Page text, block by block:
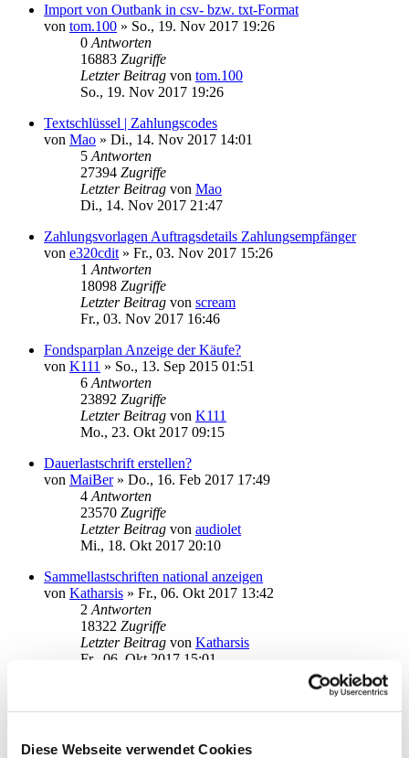
Diese Webseite verwendet Cookies
Import von Outbank in csv- bzw. txt-Format
von tom.100 » So., 19. Nov 2017 19:26
0 Antworten
16883 Zugriffe
Letzter Beitrag von tom.100
So., 19. Nov 2017 19:26
Textschlüssel | Zahlungscodes
von Mao » Di., 14. Nov 2017 14:01
5 Antworten
27394 Zugriffe
Letzter Beitrag von Mao
Di., 14. Nov 2017 21:47
Zahlungsvorlagen Auftragsdetails Zahlungsempfänger
von e320cdit » Fr., 03. Nov 2017 15:26
1 Antworten
18098 Zugriffe
Letzter Beitrag von scream
Fr., 03. Nov 2017 16:46
Fondsparplan Anzeige der Käufe?
von K111 » So., 13. Sep 2015 01:51
6 Antworten
23892 Zugriffe
Letzter Beitrag von K111
Mo., 23. Okt 2017 09:15
Dauerlastschrift erstellen?
von MaiBer» Do., 16. Feb 2017 17:49
4 Antworten
23570 Zugriffe
Letzter Beitrag von audiolet
Mi., 18. Okt 2017 20:10
Sammellastschriften national anzeigen
von Katharsis » Fr., 06. Okt 2017 13:42
2 Antworten
18322 Zugriffe
Letzter Beitrag von Katharsis
Fr., 06. Okt 2017 15:01